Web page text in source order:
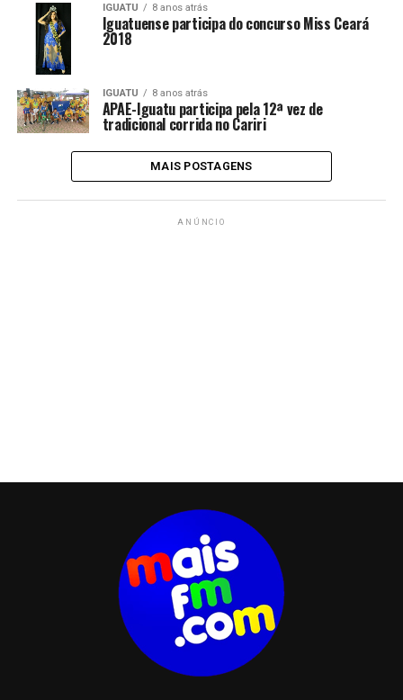
IGUATU 8 anos atrás
Iguatuense participa do concurso Miss Ceará
2018
IGUATU 8 anos atrás
APAE-Iguatu participa pela 12ª vez de
tradicional corrida no Cariri
MAIS POSTAGENS
ANÚNCIO